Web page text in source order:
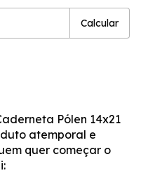
Calcular
Pólen 14x21
atemporal e
quer começar o